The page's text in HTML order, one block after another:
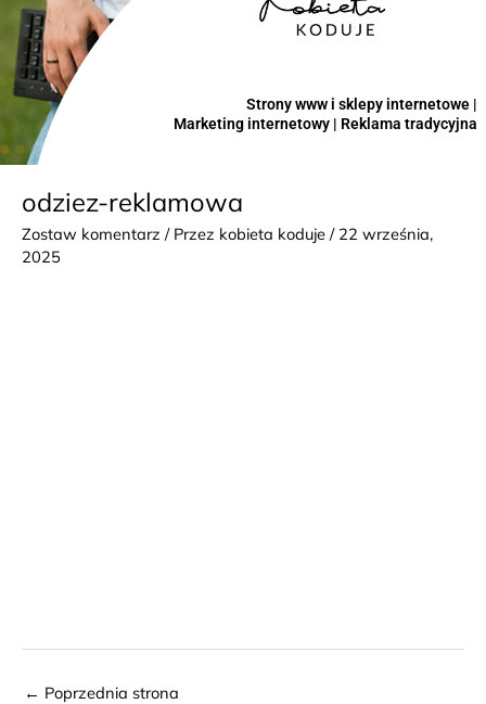
Strony www i sklepy internetowe |
Marketing internetowy | Reklama tradycyjna
odziez-reklamowa
Zostaw komentarz / Przez kobieta koduje / 22 września,
2025
← Poprzednia strona